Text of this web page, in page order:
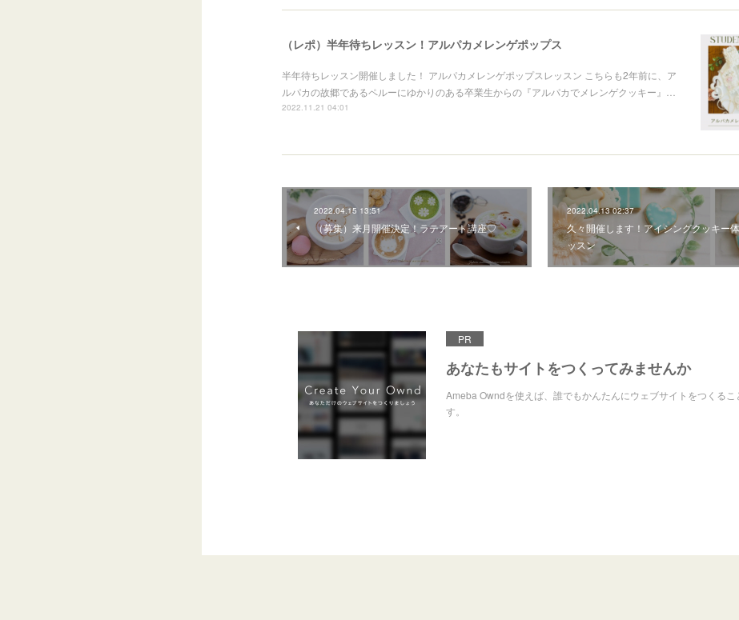
（レポ）半年待ちレッスン！アルパカメレンゲポップス
半年待ちレッスン開催しました！ アルパカメレンゲポップスレッスン こちらも2年前に、ア
ルパカの故郷であるペルーにゆかりのある卒業生からの『アルパカでメレンゲクッキー』…
2022.11.21 04:01
2022.04.15 13:51
（募集）来月開催決定！ラテアート講座♡
2022.04.13 02:37
久々開催します！アイシングクッキー
ッスン
PR
あなたもサイトをつくってみませんか
Ameba Owndを使えば、誰でもかんたんにウェブサイトをつくるこ
す。